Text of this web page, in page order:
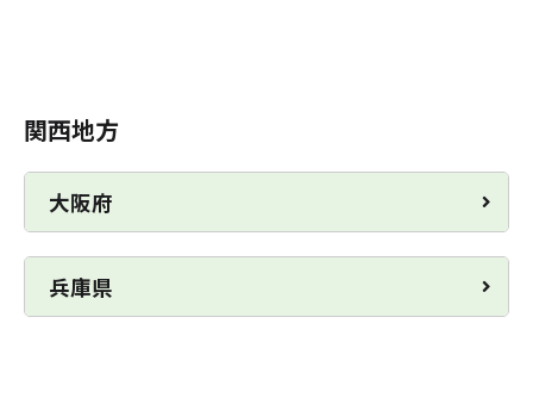
関西地方
大阪府
兵庫県